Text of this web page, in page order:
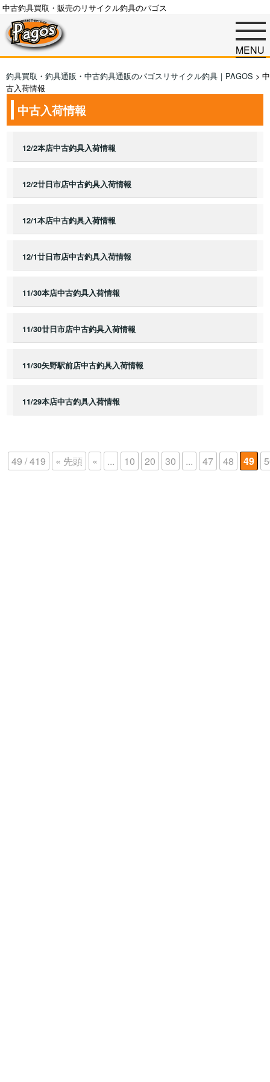
中古釣具買取・販売のリサイクル釣具のパゴス
MENU
釣具買取・釣具通販・中古釣具通販のパゴスリサイクル釣具｜PAGOS > 中
古入荷情報
中古入荷情報
12/2本店中古釣具入荷情報
12/2廿日市店中古釣具入荷情報
12/1本店中古釣具入荷情報
12/1廿日市店中古釣具入荷情報
11/30本店中古釣具入荷情報
11/30廿日市店中古釣具入荷情報
11/30矢野駅前店中古釣具入荷情報
11/29本店中古釣具入荷情報
49 / 419 « 先頭 « ... 10 20 30 ... 47 48 49